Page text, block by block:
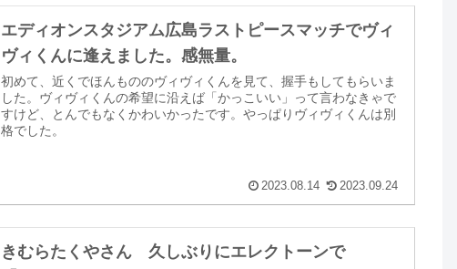
エディオンスタジアム広島ラストピースマッチでヴィ
ヴィくんに逢えました。感無量。
初めて、近くでほんもののヴィヴィくんを見て、握手もしてもらいま
した。ヴィヴィくんの希望に沿えば「かっこいい」って言わなきゃで
すけど、とんでもなくかわいかったです。やっぱりヴィヴィくんは別
格でした。
2023.08.14 2023.09.24
きむらたくやさん 久しぶりにエレクトーンで